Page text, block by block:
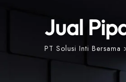
Jual
PT Solusi Inti Bersama